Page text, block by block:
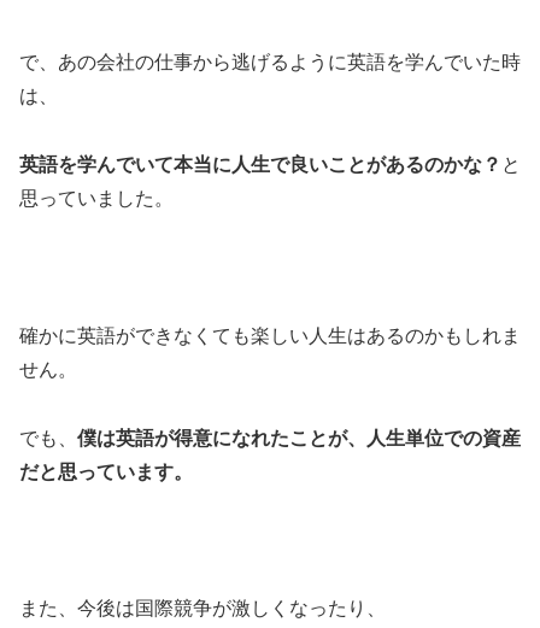
で、あの会社の仕事から逃げるように英語を学んでいた時
は、
英語を学んでいて本当に人生で良いことがあるのかな？ と
思っていました。
確かに英語ができなくても楽しい人生はあるのかもしれま
せん。
でも、 僕は英語が得意になれたことが、人生単位での資産
だと思っています。
また、今後は国際競争が激しくなったり、